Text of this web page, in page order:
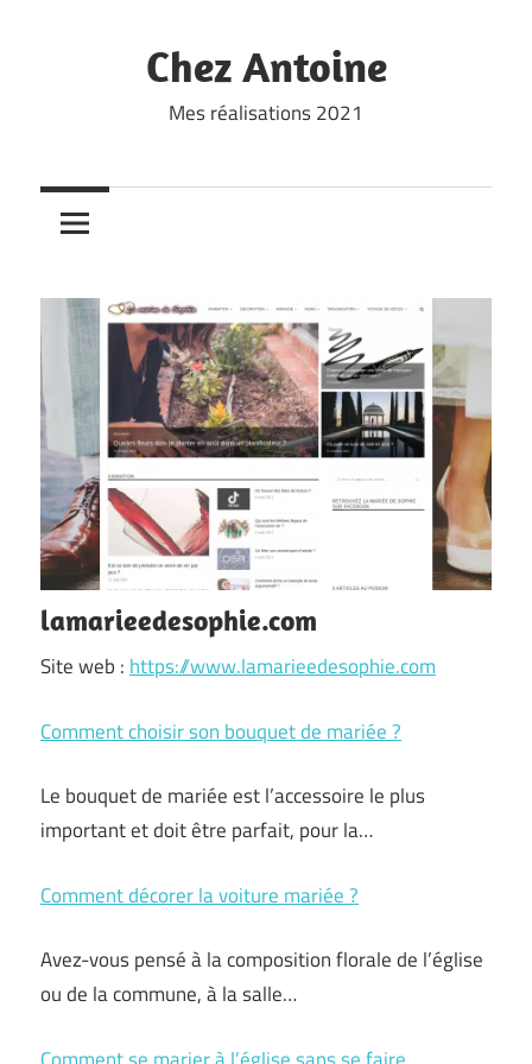
Chez Antoine
Mes réalisations 2021
lamarieedesophie.com
Site web : https://www.lamarieedesophie.com
Comment choisir son bouquet de mariée ?
Le bouquet de mariée est l’accessoire le plus
important et doit être parfait, pour la…
Comment décorer la voiture mariée ?
Avez-vous pensé à la composition florale de l’église
ou de la commune, à la salle…